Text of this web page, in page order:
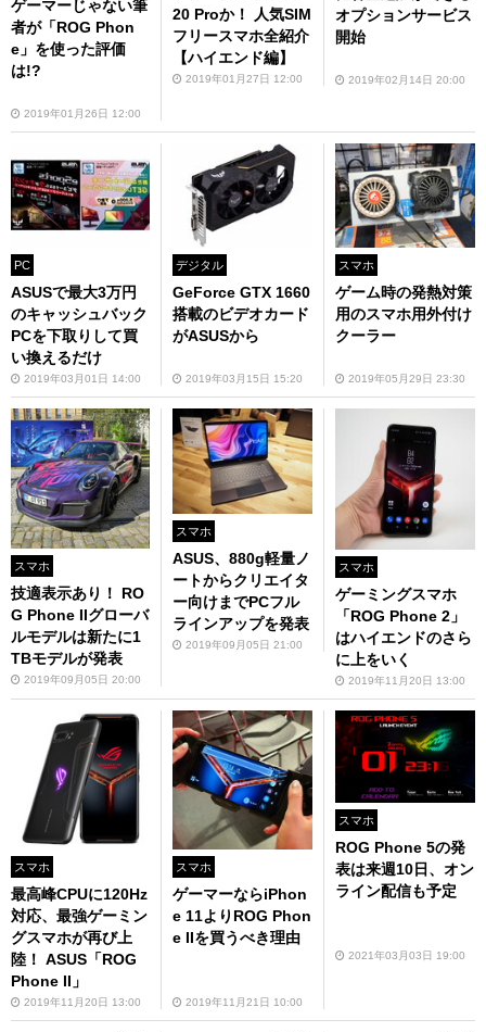
ゲーマーじゃない筆
者が「ROG Phon
e」を使った評価
は!?
2019年01月26日 12:00
20 Proか！ 人気SIM
フリースマホ全紹介
【ハイエンド編】
2019年01月27日 12:00
オプションサービス
開始
2019年02月14日 20:00
PC
ASUSで最大3万円
のキャッシュバック
PCを下取りして買
い換えるだけ
2019年03月01日 14:00
デジタル
GeForce GTX 1660
搭載のビデオカード
がASUSから
2019年03月15日 15:20
スマホ
ゲーム時の発熱対策
用のスマホ用外付け
クーラー
2019年05月29日 23:30
スマホ
技適表示あり！ RO
G Phone IIグローバ
ルモデルは新たに1
TBモデルが発表
2019年09月05日 20:00
スマホ
ASUS、880g軽量ノ
ートからクリエイタ
ー向けまでPCフル
ラインアップを発表
2019年09月05日 21:00
スマホ
ゲーミングスマホ
「ROG Phone 2」
はハイエンドのさら
に上をいく
2019年11月20日 13:00
スマホ
最高峰CPUに120Hz
対応、最強ゲーミン
グスマホが再び上
陸！ ASUS「ROG
Phone II」
2019年11月20日 13:00
スマホ
ゲーマーならiPhon
e 11よりROG Phon
e IIを買うべき理由
2019年11月21日 10:00
スマホ
ROG Phone 5の発
表は来週10日、オン
ライン配信も予定
2021年03月03日 19:00